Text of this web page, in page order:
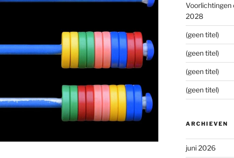
Voorlichtingen
2028
(geen titel)
(geen titel)
(geen titel)
(geen titel)
ARCHIEVEN
juni 2026